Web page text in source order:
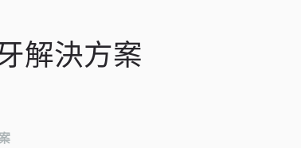
解決方案